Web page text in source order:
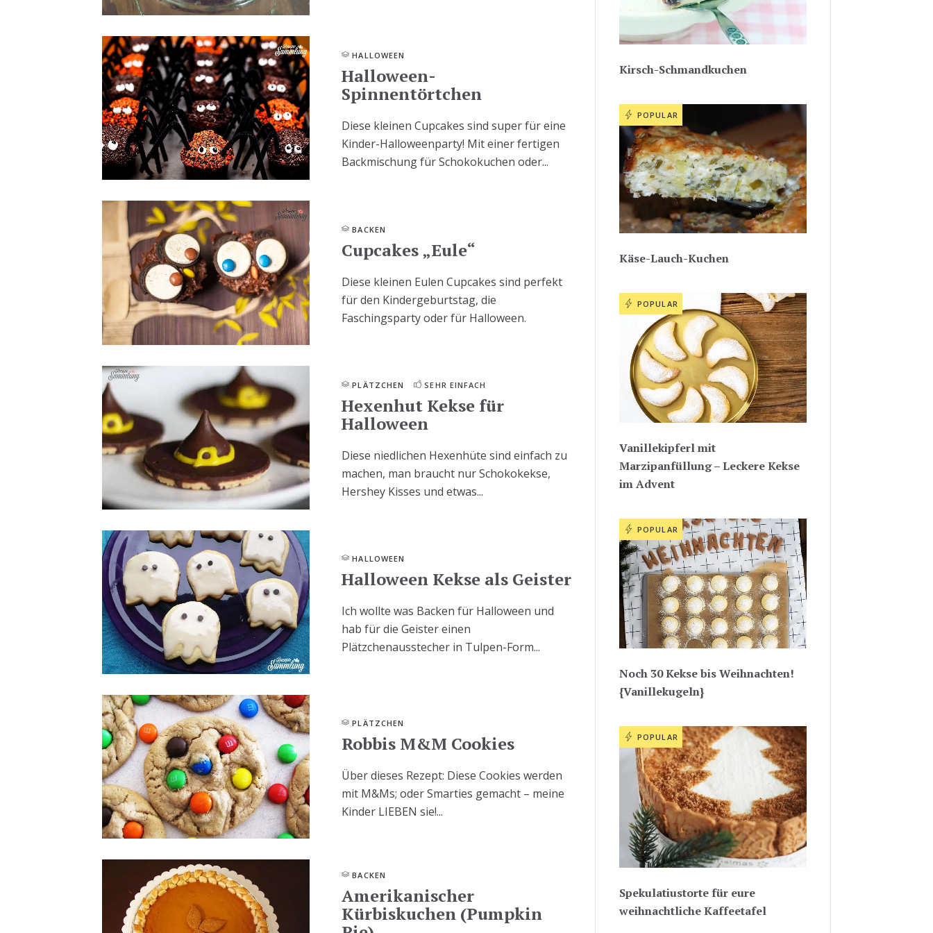
HALLOWEEN
Halloween-
Spinnentörtchen
Diese kleinen Cupcakes sind super für eine
Kinder-Halloweenparty! Mit einer fertigen
Backmischung für Schokokuchen oder...
BACKEN
Cupcakes „Eule“
Diese kleinen Eulen Cupcakes sind perfekt
für den Kindergeburtstag, die
Faschingsparty oder für Halloween.
PLÄTZCHEN SEHR EINFACH
Hexenhut Kekse für
Halloween
Diese niedlichen Hexenhüte sind einfach zu
machen, man braucht nur Schokokekse,
Hershey Kisses und etwas...
HALLOWEEN
Halloween Kekse als Geister
Ich wollte was Backen für Halloween und
hab für die Geister einen
Plätzchenausstecher in Tulpen-Form...
PLÄTZCHEN
Robbis M&M Cookies
Über dieses Rezept: Diese Cookies werden
mit M&Ms; oder Smarties gemacht – meine
Kinder LIEBEN sie!...
BACKEN
Amerikanischer
Kürbiskuchen (Pumpkin
Kirsch-Schmandkuchen
POPULAR
Käse-Lauch-Kuchen
POPULAR
Vanillekipferl mit
Marzipanfüllung – Leckere Kekse
im Advent
POPULAR
Noch 30 Kekse bis Weihnachten!
{Vanillekugeln}
POPULAR
Spekulatiustorte für eure
weihnachtliche Kaffeetafel